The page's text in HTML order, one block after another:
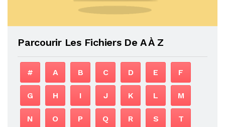
Parcourir Les Fichiers De A À Z
# A B C D E F
G H I J K L M
N O P Q R S T